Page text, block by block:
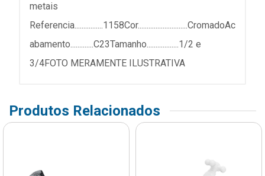
metais
Referencia................1158Cor............................CromadoAc
abamento.............C23Tamanho..................1/2 e
3/4FOTO MERAMENTE ILUSTRATIVA
Produtos Relacionados